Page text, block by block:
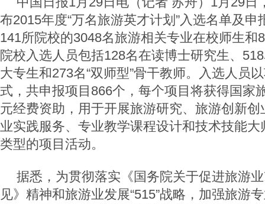
布2015年度“万名旅游英才计划”入选名单及申
141所院校的3048名旅游相关专业在校师生和
院校入选人员包括128名在读博士研究生、
大专生和273名“双师型”骨干教师。入选人员
式，共申报项目866个，每个项目将获得国家
元经费资助，用于开展旅游研究、旅游创新
业实践服务、专业教学课程设计和技术技能
类型的项目活动。
据悉，为贯彻落实《国务院关于促进旅游
见》精神和旅游业发展“515”战略，加强旅游